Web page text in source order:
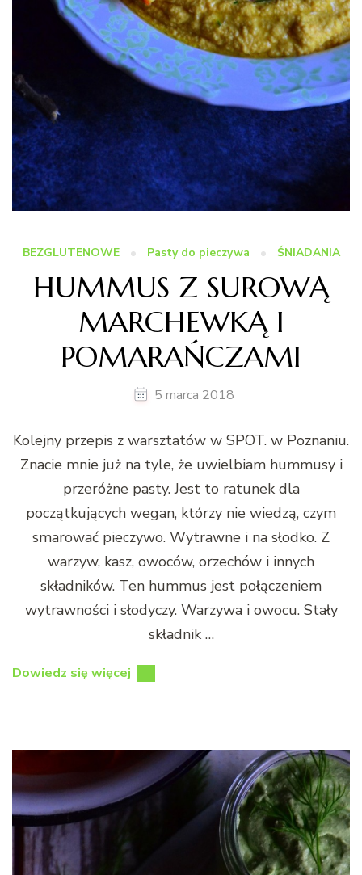
BEZGLUTENOWE Pasty do pieczywa ŚNIADANIA
HUMMUS Z SUROWĄ
MARCHEWKĄ I
POMARAŃCZAMI
5 marca 2018
Kolejny przepis z warsztatów w SPOT. w Poznaniu.
Znacie mnie już na tyle, że uwielbiam hummusy i
przeróżne pasty. Jest to ratunek dla
początkujących wegan, którzy nie wiedzą, czym
smarować pieczywo. Wytrawne i na słodko. Z
warzyw, kasz, owoców, orzechów i innych
składników. Ten hummus jest połączeniem
wytrawności i słodyczy. Warzywa i owocu. Stały
składnik …
Dowiedz się więcej